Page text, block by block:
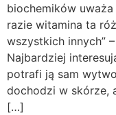
biochemików
razie witamina ta
wszystkich innych”
Najbardziej
potrafi ją sam
dochodzi w skórze,
[…]